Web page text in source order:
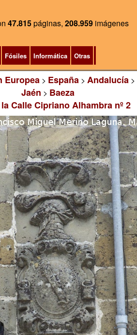
47.815páginas, 208.959 imágenes
Fósiles Informática Otras
Europea> España> Andalucía>
Jaén > Baeza
Calle Cipriano Alhambra nº 2